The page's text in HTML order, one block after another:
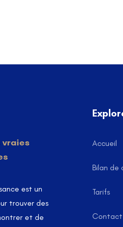
vraies
est un
trouver des
et de
Accueil
Bilan de
Tarifs
Contact